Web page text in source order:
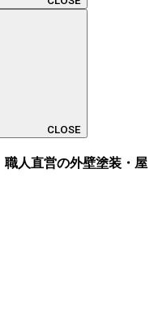
CLOSE
人直営の外壁塗装・屋